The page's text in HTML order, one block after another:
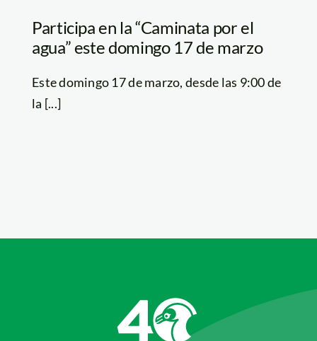
Participa en la “Caminata por el
agua” este domingo 17 de marzo
Este domingo 17 de marzo, desde las 9:00 de
la [...]